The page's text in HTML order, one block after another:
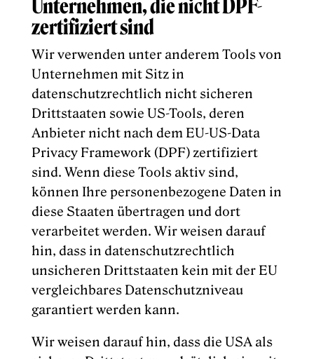
Unternehmen, die nicht DPF-
zertifiziert sind
Wir verwenden unter anderem Tools von
Unternehmen mit Sitz in
datenschutzrechtlich nicht sicheren
Drittstaaten sowie US-Tools, deren
Anbieter nicht nach dem EU-US-Data
Privacy Framework (DPF) zertifiziert
sind. Wenn diese Tools aktiv sind,
können Ihre personenbezogene Daten in
diese Staaten übertragen und dort
verarbeitet werden. Wir weisen darauf
hin, dass in datenschutzrechtlich
unsicheren Drittstaaten kein mit der EU
vergleichbares Datenschutzniveau
garantiert werden kann.
Wir weisen darauf hin, dass die USA als